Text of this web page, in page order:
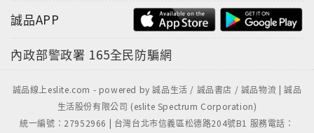
誠品APP
內政部警政署 165全民防騙網
誠品線上eslite.com - powered by 誠品生活 / 誠品書店 / 誠品物流 | 誠品
生活股份有限公司 (eslite Spectrum Corporation)
統一編號：27952966 | 台灣台北市信義區松德路204號B1 服務電話：